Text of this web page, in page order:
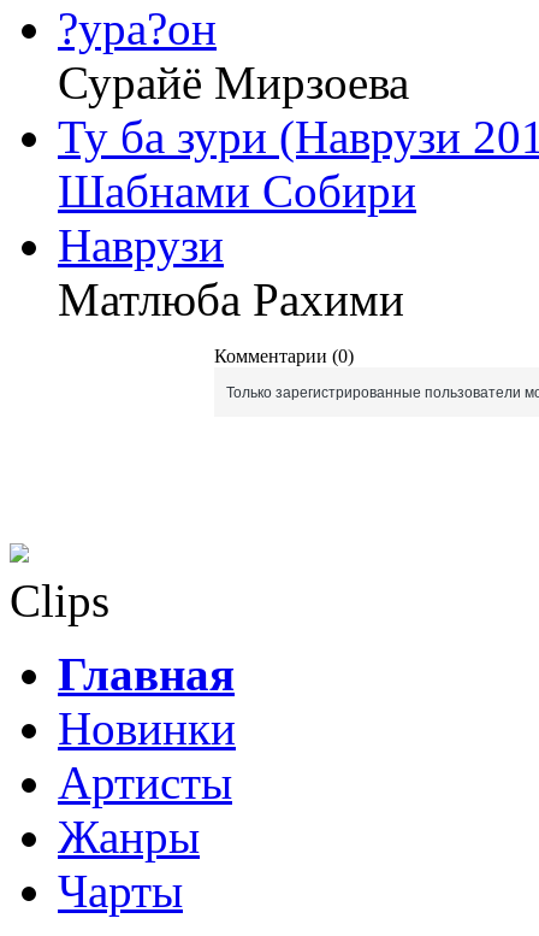
?ура?он
Сурайё Мирзоева
Ту ба зури (Наврузи
Шабнами Собири
Наврузи
Матлюба Рахими
Комментарии (0)
Только зарегистрированные пользователи
Clips
Главная
Новинки
Артисты
Жанры
Чарты